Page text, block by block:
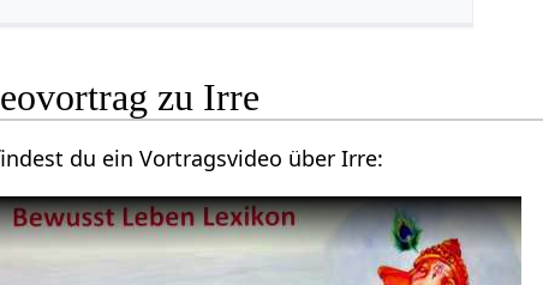
Hier findest du ein Vortragsvideo über Irre‏‎: